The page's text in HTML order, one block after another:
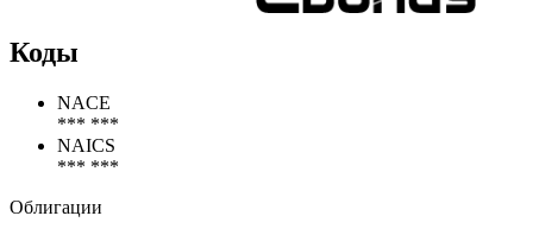
Коды
NACE
*** ***
NAICS
*** ***
Облигации